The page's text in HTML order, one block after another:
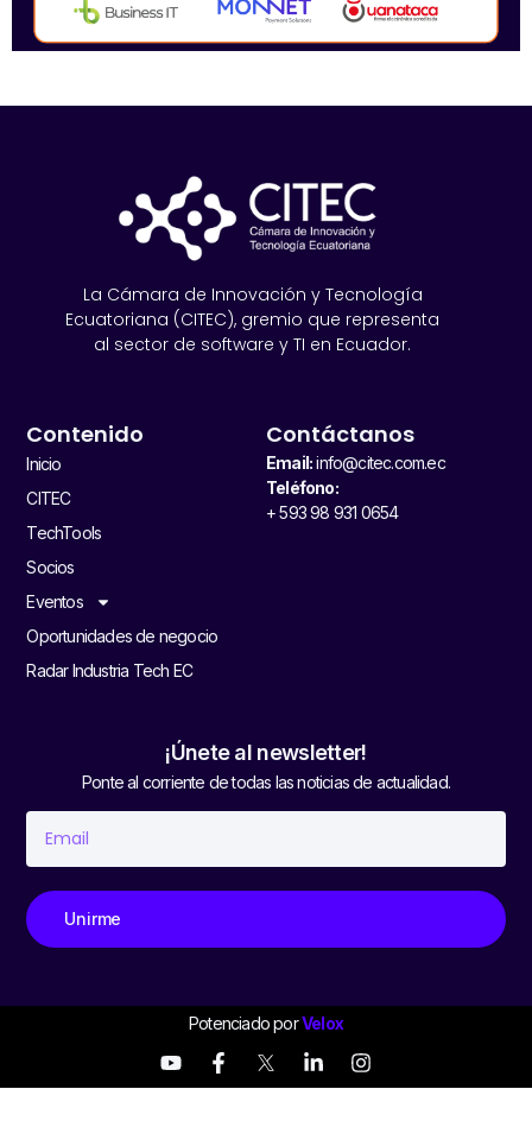
La Cámara de Innovación y Tecnología
Ecuatoriana (CITEC), gremio que representa
al sector de software y TI en Ecuador.
Contenido
Inicio
CITEC
TechTools
Socios
Eventos
Oportunidades de negocio
Radar Industria Tech EC
Contáctanos
Email:info@citec.com.ec
Teléfono:
+ 593 98 931 0654
¡Únete al newsletter!
Ponte al corriente de todas las noticias de actualidad.
Unirme
Potenciado porVelox